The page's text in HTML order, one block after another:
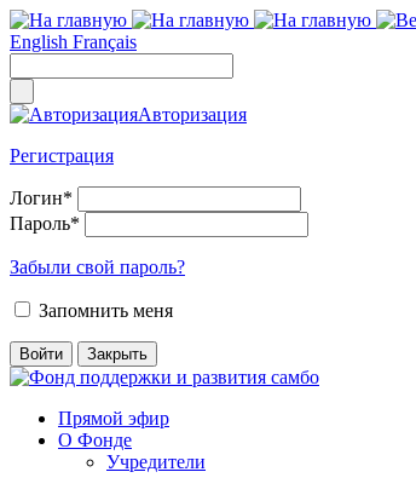
English Français
Авторизация
Регистрация
Логин*
Пароль*
Забыли свой пароль?
Запомнить меня
Прямой эфир
О Фонде
Учредители